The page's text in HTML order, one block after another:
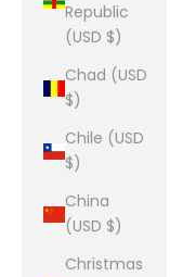
Republic
(USD $)
Chad (USD
$)
Chile (USD
$)
China
(USD $)
Christmas